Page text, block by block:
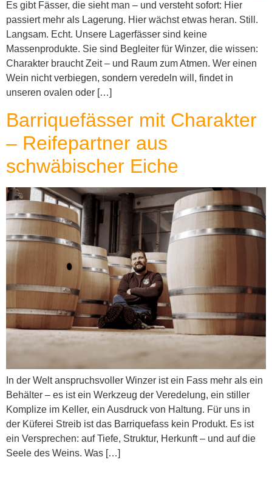
Es gibt Fässer, die sieht man – und versteht sofort: Hier
passiert mehr als Lagerung. Hier wächst etwas heran. Still.
Langsam. Echt. Unsere Lagerfässer sind keine
Massenprodukte. Sie sind Begleiter für Winzer, die wissen:
Charakter braucht Zeit – und Raum zum Atmen. Wer einen
Wein nicht verbiegen, sondern veredeln will, findet in
unseren ovalen oder […]
Barriquefässer mit Charakter
– Reifepartner aus
schwäbischer Eiche
In der Welt anspruchsvoller Winzer ist ein Fass mehr als ein
Behälter – es ist ein Werkzeug der Veredelung, ein stiller
Komplize im Keller, ein Ausdruck von Haltung. Für uns in
der Küferei Streib ist das Barriquefass kein Produkt. Es ist
ein Versprechen: auf Tiefe, Struktur, Herkunft – und auf die
Seele des Weins. Was […]